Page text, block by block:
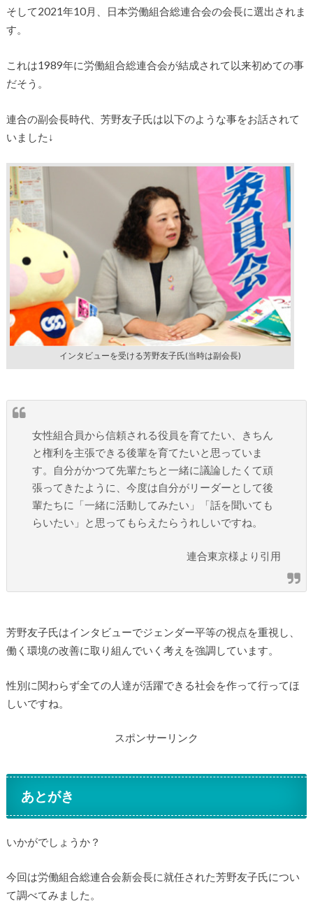
そして2021年10月、日本労働組合総連合会の会長に選出されま
す。
これは1989年に労働組合総連合会が結成されて以来初めての事
だそう。
連合の副会長時代、芳野友子氏は以下のような事をお話されて
いました↓
インタビューを受ける芳野友子氏(当時は副会長)
女性組合員から信頼される役員を育てたい、きちん
と権利を主張できる後輩を育てたいと思っていま
す。自分がかつて先輩たちと一緒に議論したくて頑
張ってきたように、今度は自分がリーダーとして後
輩たちに「一緒に活動してみたい」「話を聞いても
らいたい」と思ってもらえたらうれしいですね。
連合東京様より引用
芳野友子氏はインタビューでジェンダー平等の視点を重視し、
働く環境の改善に取り組んでいく考えを強調しています。
性別に関わらず全ての人達が活躍できる社会を作って行ってほ
しいですね。
スポンサーリンク
あとがき
いかがでしょうか？
今回は労働組合総連合会新会長に就任された芳野友子氏につい
て調べてみました。